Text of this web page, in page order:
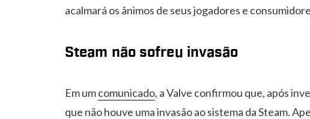
acalmará os ânimos de seus jogadores e
Steam não sofreu invasão
Em umcomunicado, a Valve confirmou que, após
que não houve uma invasão ao sistema da Steam.